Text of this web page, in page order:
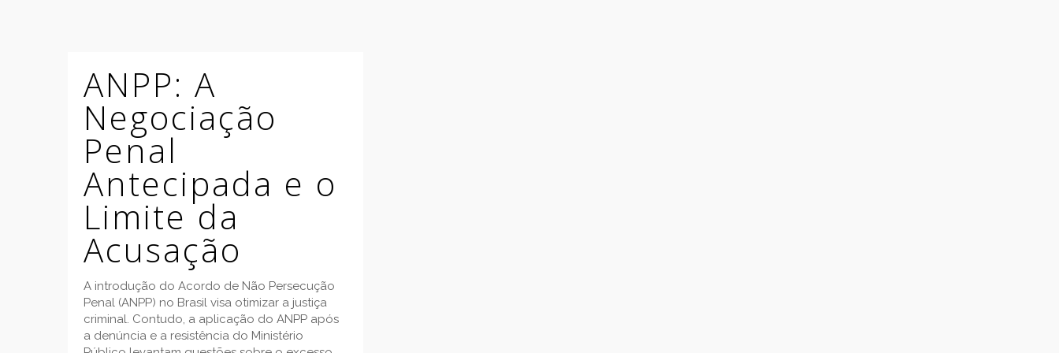
ANPP: A
Negociação
Penal
Antecipada e o
Limite da
Acusação
A introdução do Acordo de Não Persecução
Penal (ANPP) no Brasil visa otimizar a justiça
criminal. Contudo, a aplicação do ANPP após
a denúncia e a resistência do Ministério